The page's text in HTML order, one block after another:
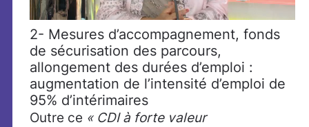
2- Mesures d’accompagnement, fonds
de sécurisation des parcours,
allongement des durées d’emploi :
augmentation de l’intensité d’emploi de
95% d’intérimaires
Outre ce « CDI à forte valeur